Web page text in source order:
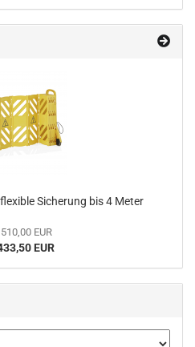
Sicherung bis 4 Meter
EUR
EUR